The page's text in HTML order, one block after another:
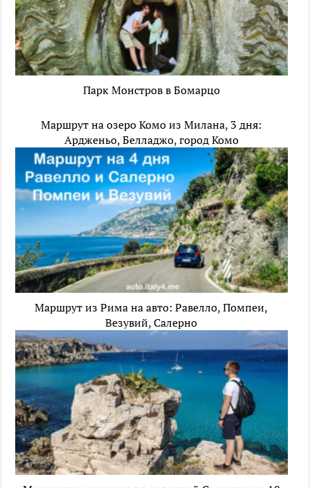
Парк Монстров в Бомарцо
Маршрут на озеро Комо из Милана, 3 дня:
Ардженьо, Белладжо, город Комо
Маршрут из Рима на авто: Равелло, Помпеи,
Везувий, Салерно